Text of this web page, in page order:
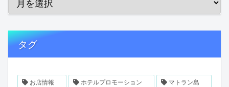
タグ
お店情報 ホテルプロモーション マトラン島